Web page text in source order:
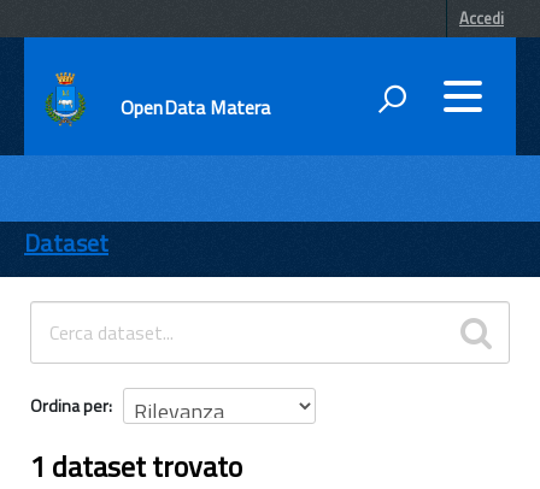
Accedi
OpenData Matera
ENTI
TEMI
INFORMAZIONI
Dataset
Ordina per
1 dataset trovato